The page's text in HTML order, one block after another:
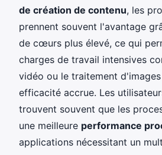
de création de contenu, les
prennent souvent l'avantage
de cœurs plus élevé, ce qui
charges de travail intensives
vidéo ou le traitement
efficacité accrue. Les
trouvent souvent que les
une meilleure performance
applications nécessitant un